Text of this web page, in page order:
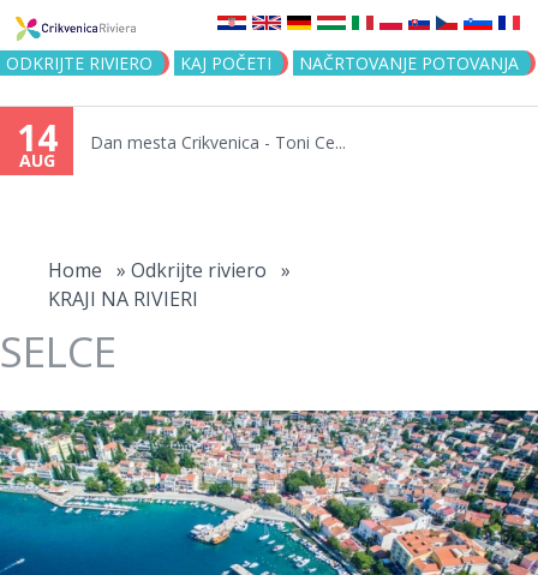
Jump to navigation
ODKRIJTE RIVIERO KAJ POČETI NAČRTOVANJE POTOVANJA
14
AUG
Dan mesta Crikvenica - Toni Ce...
Home » Odkrijte riviero »
KRAJI NA RIVIERI
SELCE